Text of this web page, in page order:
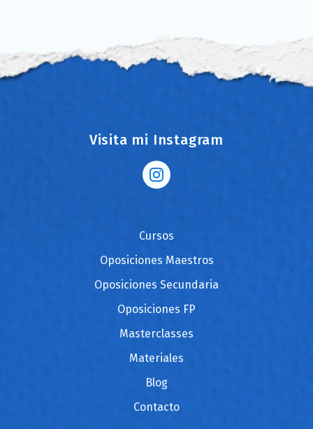
Visita mi Instagram
Cursos
Oposiciones Maestros
Oposiciones Secundaria
Oposiciones FP
Masterclasses
Materiales
Blog
Contacto